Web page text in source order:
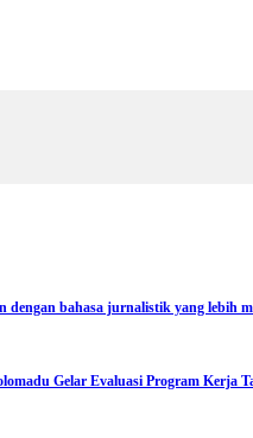
bahasa jurnalistik yang lebih
Gelar Evaluasi Program Kerja